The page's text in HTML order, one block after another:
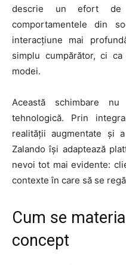
descrie un efort de
comportamentele din
interacțiune mai
simplu cumpărător, ci
modei.
Această schimbare
tehnologică. Prin
realității augmentate și
Zalando își adaptează
nevoi tot mai evidente:
contexte în care să se
Cum se
concept